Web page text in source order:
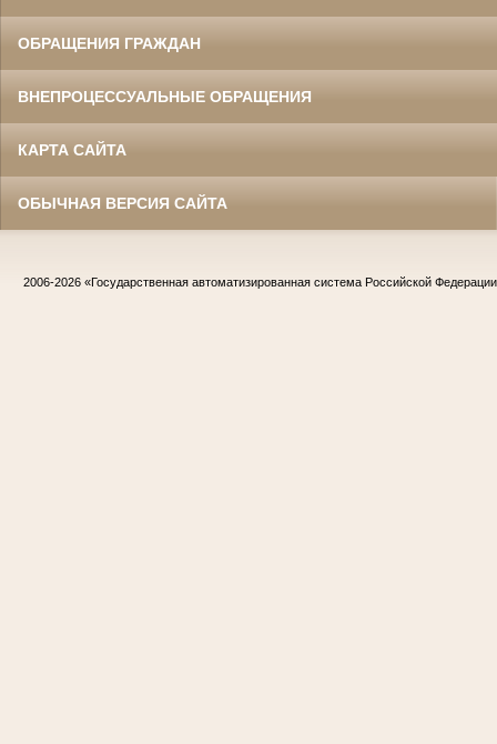
ОБРАЩЕНИЯ ГРАЖДАН
ВНЕПРОЦЕССУАЛЬНЫЕ ОБРАЩЕНИЯ
КАРТА САЙТА
ОБЫЧНАЯ ВЕРСИЯ САЙТА
2006-2026 «Государственная автоматизированная система Российской